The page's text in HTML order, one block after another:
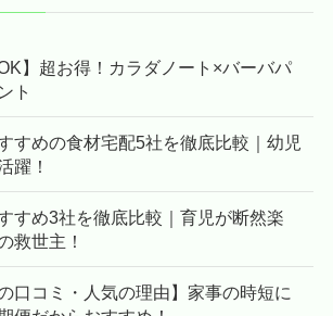
】超お得！カラダノート×バーバパ
ト
すめの食材宅配5社を徹底比較｜幼児
躍！
すめ3社を徹底比較｜育児が断然楽
救世主！
口コミ・人気の理由】家事の時短に